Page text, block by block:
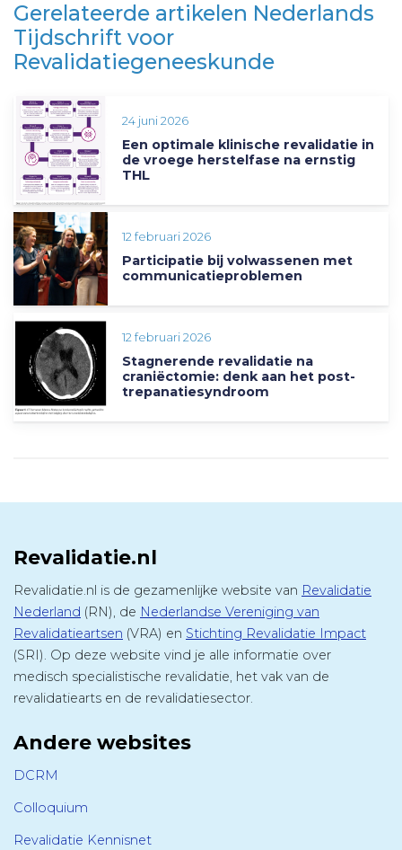
Gerelateerde artikelen Nederlands
Tijdschrift voor
Revalidatiegeneeskunde
24 juni 2026
Een optimale klinische revalidatie in
de vroege herstelfase na ernstig
THL
12 februari 2026
Participatie bij volwassenen met
communicatieproblemen
12 februari 2026
Stagnerende revalidatie na
craniëctomie: denk aan het post-
trepanatiesyndroom
Revalidatie.nl
Revalidatie.nl is de gezamenlijke website van Revalidatie
Nederland (RN), de Nederlandse Vereniging van
Revalidatieartsen (VRA) en Stichting Revalidatie Impact
(SRI). Op deze website vind je alle informatie over
medisch specialistische revalidatie, het vak van de
revalidatiearts en de revalidatiesector.
Andere websites
DCRM
Colloquium
Revalidatie Kennisnet